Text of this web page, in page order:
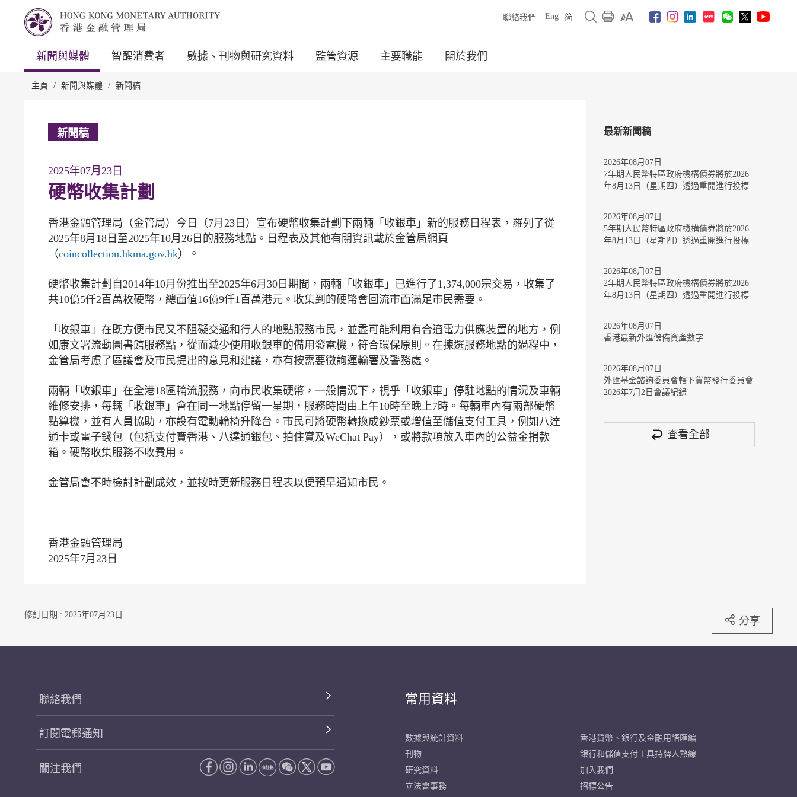
聯絡我們 Eng 简
新聞與媒體 智醒消費者 數據、刊物與研究資料 監管資源 主要職能 關於我們
主頁 / 新聞與媒體 / 新聞稿
新聞稿
2025年07月23日
硬幣收集計劃
香港金融管理局（金管局）今日（7月23日）宣布硬幣收集計劃下兩輛「收銀車」新的服務日程表，羅列了從
2025年8月18日至2025年10月26日的服務地點。日程表及其他有關資訊載於金管局網頁
（coincollection.hkma.gov.hk）。
硬幣收集計劃自2014年10月份推出至2025年6月30日期間，兩輛「收銀車」已進行了1,374,000宗交易，收集了
共10億5仟2百萬枚硬幣，總面值16億9仟1百萬港元。收集到的硬幣會回流市面滿足市民需要。
「收銀車」在既方便市民又不阻礙交通和行人的地點服務市民，並盡可能利用有合適電力供應裝置的地方，例
如康文署流動圖書館服務點，從而減少使用收銀車的備用發電機，符合環保原則。在揀選服務地點的過程中，
金管局考慮了區議會及市民提出的意見和建議，亦有按需要徵詢運輸署及警務處。
兩輛「收銀車」在全港18區輪流服務，向市民收集硬幣，一般情況下，視乎「收銀車」停駐地點的情況及車輛
維修安排，每輛「收銀車」會在同一地點停留一星期，服務時間由上午10時至晚上7時。每輛車內有兩部硬幣
點算機，並有人員協助，亦設有電動輪椅升降台。市民可將硬幣轉換成鈔票或增值至儲值支付工具，例如八達
通卡或電子錢包（包括支付寶香港、八達通銀包、拍住賞及WeChat Pay），或將款項放入車內的公益金捐款
箱。硬幣收集服務不收費用。
金管局會不時檢討計劃成效，並按時更新服務日程表以便預早通知市民。
香港金融管理局
2025年7月23日
最新新聞稿
2026年08月07日
7年期人民幣特區政府機構債券將於2026
年8月13日（星期四）透過重開進行投標
2026年08月07日
5年期人民幣特區政府機構債券將於2026
年8月13日（星期四）透過重開進行投標
2026年08月07日
2年期人民幣特區政府機構債券將於2026
年8月13日（星期四）透過重開進行投標
2026年08月07日
香港最新外匯儲備資產數字
2026年08月07日
外匯基金諮詢委員會轄下貨幣發行委員會
2026年7月2日會議紀錄
查看全部
修訂日期 : 2025年07月23日 分享
聯絡我們
訂閱電郵通知
關注我們
常用資料
數據與統計資料
刊物
研究資料
立法會事務
香港貨幣、銀行及金融用語匯編
銀行和儲值支付工具持牌人熱線
加入我們
招標公告